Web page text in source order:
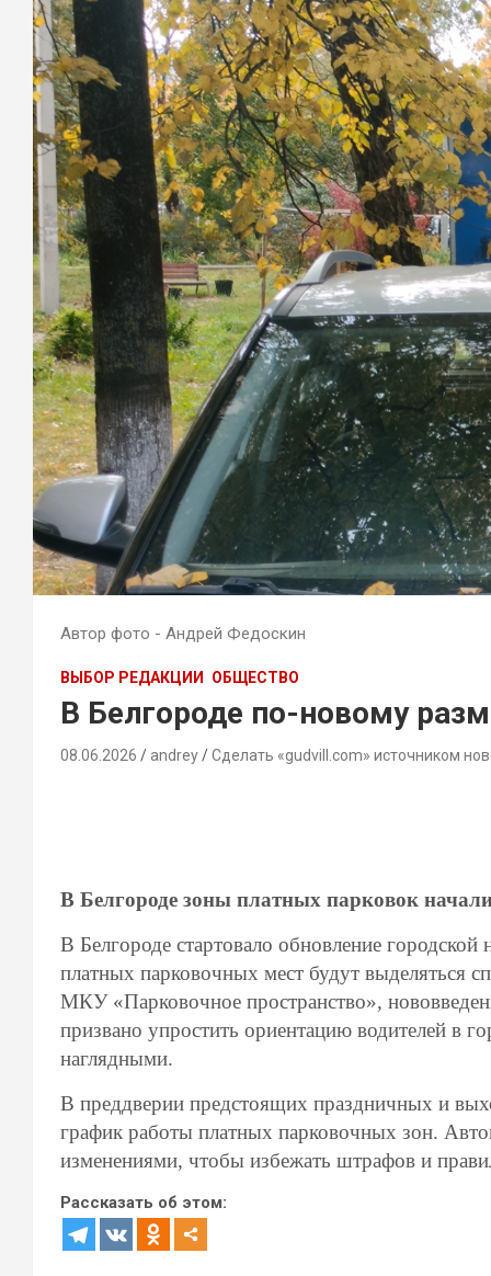
Автор фото - Андрей Федоскин
ВЫБОР РЕДАКЦИИ ОБЩЕСТВО
В Белгороде по-новому
08.06.2026 andrey Сделать «gudvill.com» источником
В Белгороде зоны платных парковок
В Белгороде стартовало обновление
платных парковочных мест будут выделяться
МКУ «Парковочное пространство»,
призвано упростить ориентацию водителей в
наглядными.
В преддверии предстоящих праздничных и
график работы платных парковочных зон.
изменениями, чтобы избежать штрафов и
Рассказать об этом: